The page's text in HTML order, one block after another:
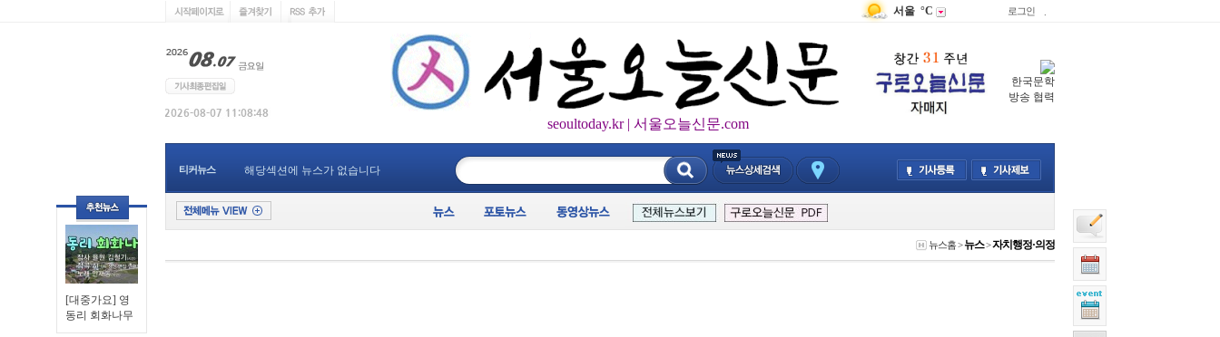
[대중가요] 영
동리 회화나무
서울 °C 로그인
seoultoday.kr | 서울오늘신문.com
한국문학
방송 협력
티커뉴스 해당섹션에 뉴스가 없습니다
뉴스홈>뉴스>자치행정·의정